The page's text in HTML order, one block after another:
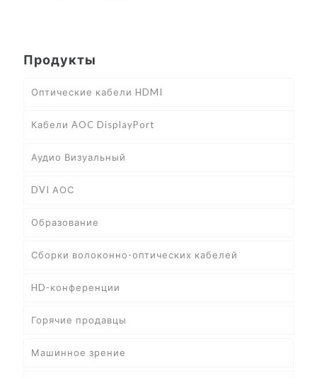
Продукты
Оптические кабели HDMI
Кабели AOC DisplayPort
Аудио Визуальный
DVI АОС
Образование
Сборки волоконно-оптических кабелей
HD-конференции
Горячие продавцы
Машинное зрение